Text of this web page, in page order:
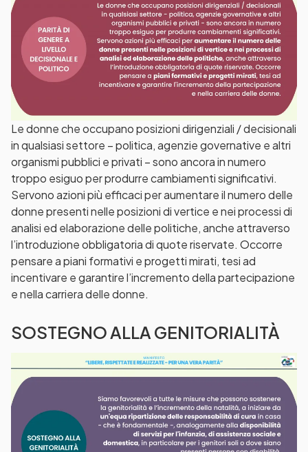
Le donne che occupano posizioni dirigenziali / decisionali
in qualsiasi settore – politica, agenzie governative e altri
organismi pubblici e privati – sono ancora in numero
troppo esiguo per produrre cambiamenti significativi.
Servono azioni più efficaci per aumentare il numero delle
donne presenti nelle posizioni di vertice e nei processi di
analisi ed elaborazione delle politiche, anche attraverso
l’introduzione obbligatoria di quote riservate. Occorre
pensare a piani formativi e progetti mirati, tesi ad
incentivare e garantire l’incremento della partecipazione
e nella carriera delle donne.
SOSTEGNO ALLA GENITORIALITÀ